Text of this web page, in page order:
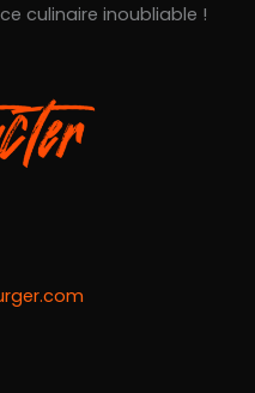
culinaire inoubliable !